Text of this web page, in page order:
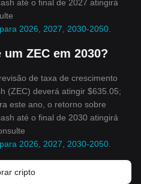
até o final de 2027 atingirá
2026, 2027, 2030-2050
ZEC em 2030?
de taxa de crescimento
(ZEC) deverá atingir $635.05;
este ano, o retorno sobre
até o final de 2030 atingirá
2026, 2027, 2030-2050
cripto